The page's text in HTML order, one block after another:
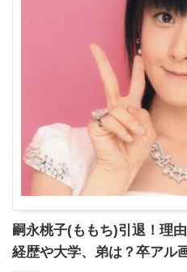
嗣永桃子(ももち)引退！理
経歴や大学、弟は？卒アル